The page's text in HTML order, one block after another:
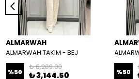
ALMARWAH
ALMARWAH TAKIM - BEJ
%50
₺ 6,289.00
₺ 3,144.50 %50